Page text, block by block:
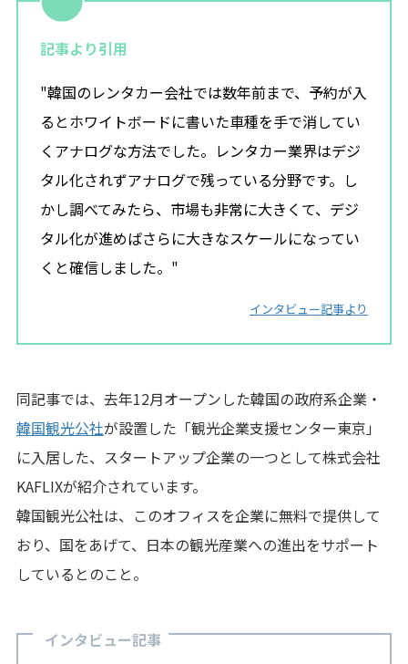
記事より引用
"韓国のレンタカー会社では数年前まで、予約が入
るとホワイトボードに書いた車種を手で消してい
くアナログな方法でした。レンタカー業界はデジ
タル化されずアナログで残っている分野です。し
かし調べてみたら、市場も非常に大きくて、デジ
タル化が進めばさらに大きなスケールになってい
くと確信しました。"
インタビュー記事より
同記事では、去年12月オープンした韓国の政府系企業・
韓国観光公社が設置した「観光企業支援センター東京」
に入居した、スタートアップ企業の一つとして株式会社
KAFLIXが紹介されています。
韓国観光公社は、このオフィスを企業に無料で提供して
おり、国をあげて、日本の観光産業への進出をサポート
しているとのこと。
インタビュー記事